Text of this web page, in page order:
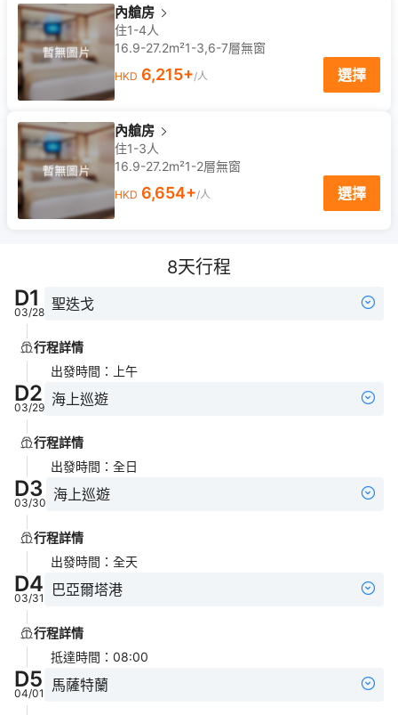
內艙房
住1-4人
16.9-27.2m²1-3,6-7層無窗
HKD 6,215+/人 選擇
內艙房
住1-3人
16.9-27.2m²1-2層無窗
HKD 6,654+/人 選擇
8天行程
D1
03/28 聖迭戈
行程詳情
出發時間 ： 上午
D2
03/29 海上巡遊
行程詳情
出發時間 ： 全日
D3
03/30 海上巡遊
行程詳情
出發時間 ： 全天
D4
03/31 巴亞爾塔港
行程詳情
抵達時間 ： 08:00
D5
04/01 馬薩特蘭